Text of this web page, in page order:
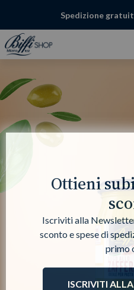
Spedizione
Ottieni
Iscriviti alla
sconto e spese di
primo
ISCRIVITI